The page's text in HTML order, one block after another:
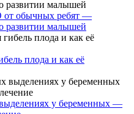
от обычных ребят —
развитии малышей
плода и как её
у беременных —